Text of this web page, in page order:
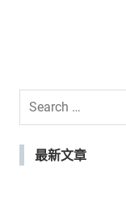
Search
最新文章